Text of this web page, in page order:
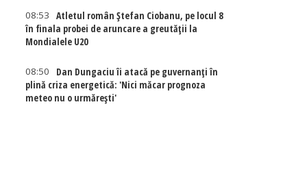
08:53
Atletul român Ștefan Ciobanu, pe locul 8
în finala probei de aruncare a greutății la
Mondialele U20
08:50
Dan Dungaciu îi atacă pe guvernanți în
plină criza energetică: 'Nici măcar prognoza
meteo nu o urmărești'